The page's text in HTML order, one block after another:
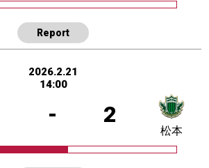
Report
2026.2.21
14:00
- 2
松本